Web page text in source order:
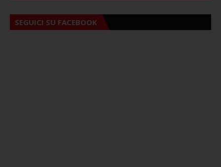
SEGUICI SU FACEBOOK